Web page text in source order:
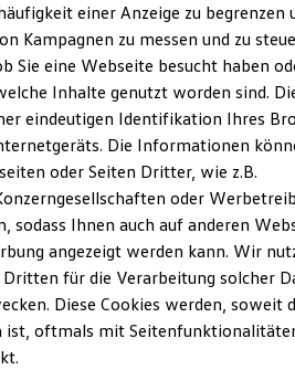
Lebensdauer
6
Versionen und Updates
zu Ihrem ID.
R Experience
einer Anzeige zu begrenzen
Kampagnen zu messen und zu
Sie eine Webseite besucht haben
Inhalte genutzt worden sind.
eindeutigen Identifikation Ihres
Die Informationen
oder Seiten Dritter, wie z.B.
oder
sodass Ihnen auch auf anderen
angezeigt werden kann. Wir
Dritten für die Verarbeitung solcher
Diese Cookies werden, soweit
ist, oftmals mit